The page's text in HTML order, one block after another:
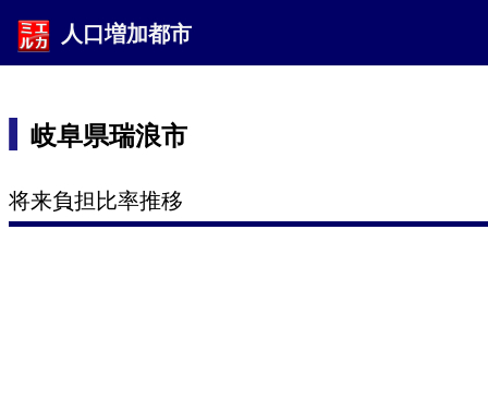
人口増加都市
岐阜県瑞浪市
将来負担比率推移